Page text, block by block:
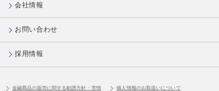
会社情報
お問い合わせ
採用情報
金融商品の販売に関する勧誘方針・苦情 個人情報のお取扱いについて